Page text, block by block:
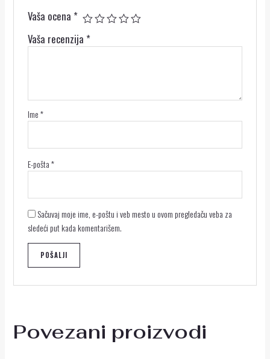
Vaša ocena *
Vaša recenzija *
Ime*
E-pošta*
Sačuvaj moje ime, e-poštu i veb mesto u ovom pregledaču veba za
sledeći put kada komentarišem.
Povezani proizvodi